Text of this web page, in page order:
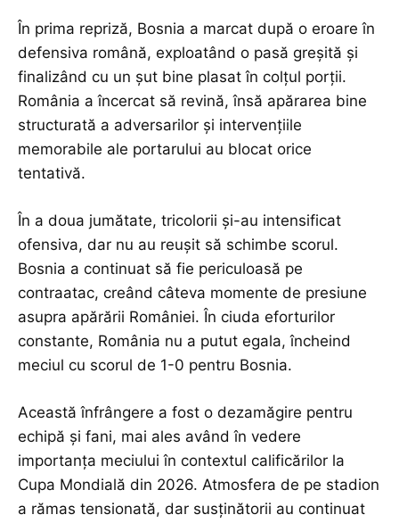
În prima repriză, Bosnia a marcat după o eroare în
defensiva română, exploatând o pasă greșită și
finalizând cu un șut bine plasat în colțul porții.
România a încercat să revină, însă apărarea bine
structurată a adversarilor și intervențiile
memorabile ale portarului au blocat orice
tentativă.
În a doua jumătate, tricolorii și-au intensificat
ofensiva, dar nu au reușit să schimbe scorul.
Bosnia a continuat să fie periculoasă pe
contraatac, creând câteva momente de presiune
asupra apărării României. În ciuda eforturilor
constante, România nu a putut egala, încheind
meciul cu scorul de 1-0 pentru Bosnia.
Această înfrângere a fost o dezamăgire pentru
echipă și fani, mai ales având în vedere
importanța meciului în contextul calificărilor la
Cupa Mondială din 2026. Atmosfera de pe stadion
a rămas tensionată, dar susținătorii au continuat